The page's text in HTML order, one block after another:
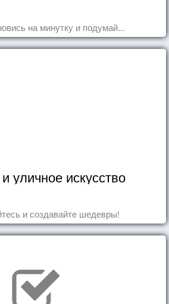
на минутку и подумай...
уличное искусство
и создавайте шедевры!